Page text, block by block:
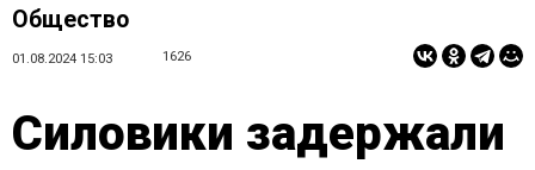
Общество
01.08.2024 15:03 1626
Силовики задержали